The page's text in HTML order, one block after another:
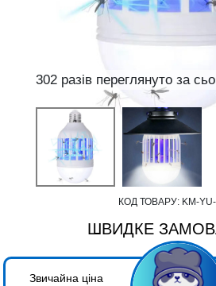
302 разів переглянуто за
КОД ТОВАРУ: KM-
ШВИДКЕ
Звичайна ціна